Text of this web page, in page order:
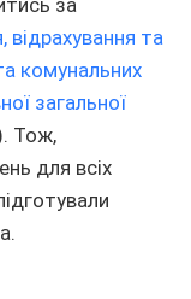
та
комунальних
загальної
Тож,
для всіх